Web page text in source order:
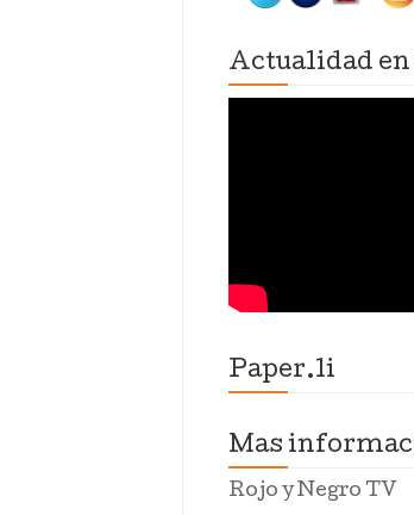
Actualidad en
Paper.li
Mas
Rojo y Negro TV